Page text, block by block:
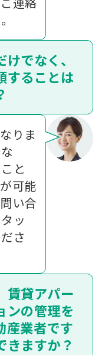
でなく、
することは
りま
と
可能
い合
ッ
さ
賃貸アパー
ンの管理を
産業者です
きますか？